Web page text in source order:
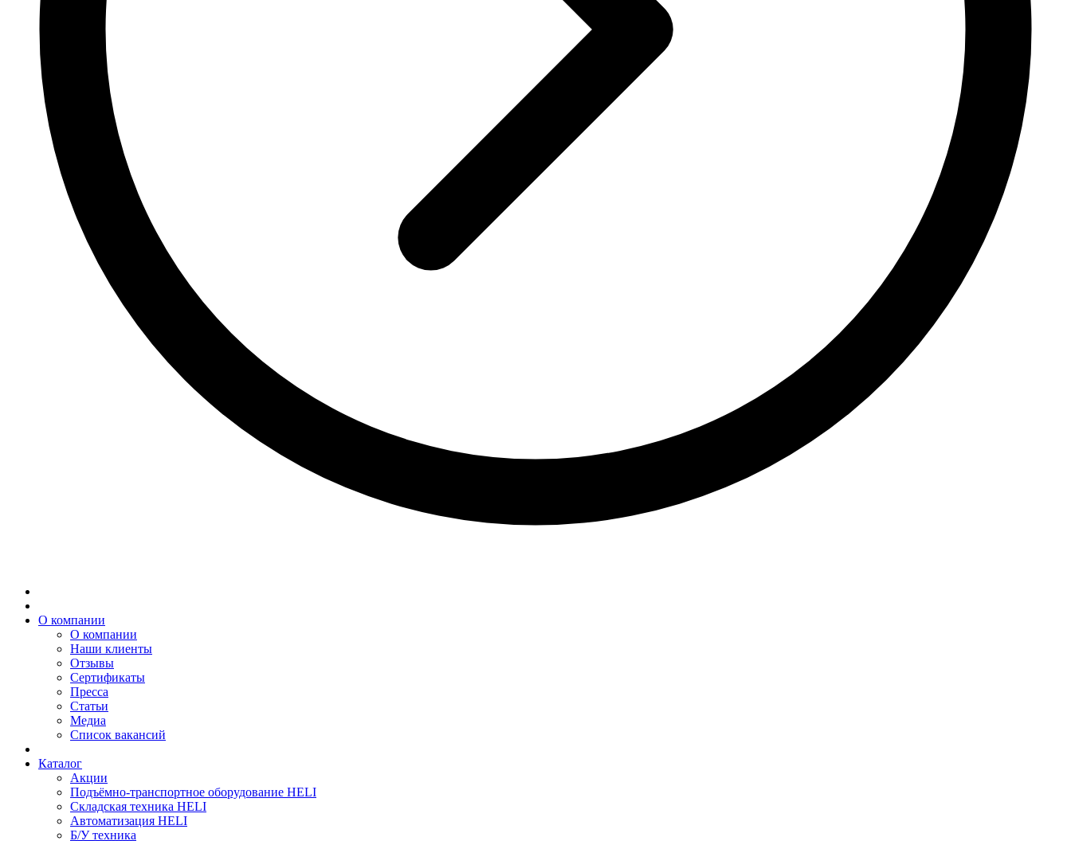
О компании
О компании
Наши клиенты
Отзывы
Сертификаты
Пресса
Статьи
Медиа
Список вакансий
Каталог
Акции
Подъёмно-транспортное оборудование HELI
Складская техника HELI
Автоматизация HELI
Б/У техника